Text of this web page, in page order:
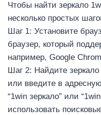
อุปกรณ์เพื่อความบันเทิง
อุปกรณ์เพื่อความบันเทิง
หูฟัง
ลำโพง
โทรทัศน์
สินค้าตามแบรนด์
Чтобы найти зеркало
несколько простых
Шаг 1: Установите
браузер, который
например, Google
Шаг 2: Найдите
или введите в
“1win зеркало” или
использовать